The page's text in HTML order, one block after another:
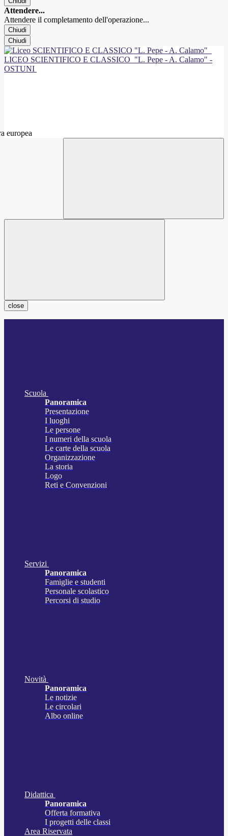
Attendere...
Attendere il completamento dell'operazione...
Chiudi
Chiudi
LICEO SCIENTIFICO E CLASSICO "L. Pepe - A. Calamo" -
OSTUNI
close
Scuola
Panoramica
Presentazione
I luoghi
Le persone
I numeri della scuola
Le carte della scuola
Organizzazione
La storia
Logo
Reti e Convenzioni
Servizi
Panoramica
Famiglie e studenti
Personale scolastico
Percorsi di studio
Novità
Panoramica
Le notizie
Le circolari
Albo online
Didattica
Panoramica
Offerta formativa
I progetti delle classi
Area Riservata